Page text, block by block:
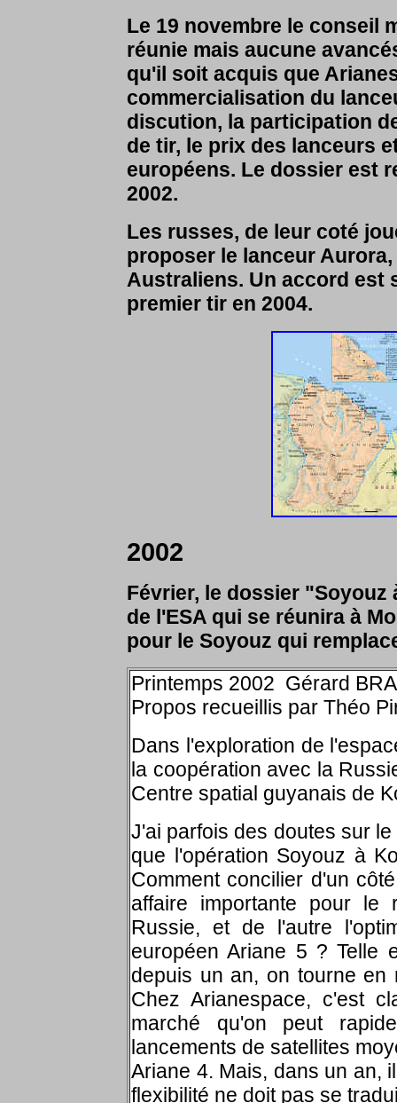
Le 19 novembre le conseil
réunie mais aucune
qu'il soit acquis que
commercialisation du
discution, la participation
de tir, le prix des lanceurs
européens. Le dossier est
2002.
Les russes, de leur coté
proposer le lanceur
Australiens. Un accord est
premier tir en 2004.
2002
Février, le dossier
de l'ESA qui se réunira à
pour le Soyouz qui
Printemps 2002 Gérard
Propos recueillis par Théo
Dans l'exploration de
la coopération avec la
Centre spatial guyanais de
J'ai parfois des doutes sur
que l'opération Soyouz à
Comment concilier d'un
affaire importante pour le
Russie, et de l'autre
européen Ariane 5 ? Telle
depuis un an, on tourne
Chez Arianespace, c'est
marché qu'on peut
lancements de satellites
Ariane 4. Mais, dans un an,
flexibilité ne doit pas se